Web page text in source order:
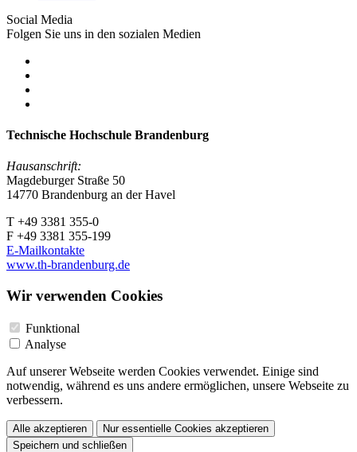
Social Media
Folgen Sie uns in den sozialen Medien
Technische Hochschule Brandenburg
Hausanschrift:
Magdeburger Straße 50
14770 Brandenburg an der Havel
T +49 3381 355-0
F +49 3381 355-199
E-Mailkontakte
www.th-brandenburg.de
Wir verwenden Cookies
Funktional
Analyse
Auf unserer Webseite werden Cookies verwendet. Einige sind
notwendig, während es uns andere ermöglichen, unsere Webseite zu
verbessern.
Alle akzeptieren
Nur essentielle Cookies akzeptieren
Speichern und schließen